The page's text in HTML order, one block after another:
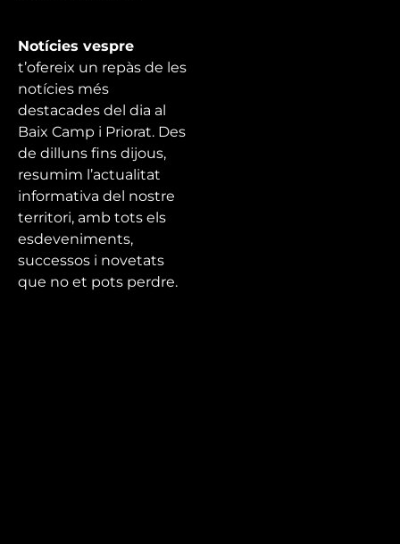
Notícies vespre
t’ofereix un repàs de les
notícies més
destacades del dia al
Baix Camp i Priorat. Des
de dilluns fins dijous,
resumim l’actualitat
informativa del nostre
territori, amb tots els
esdeveniments,
successos i novetats
que no et pots perdre.